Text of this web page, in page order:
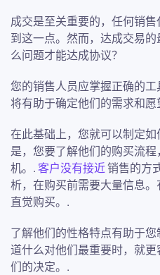
成交是至关重要的，任何销
到这一点。然而，达成交易
么问题才能达成协议？
您的销售人员应掌握正确的
将有助于确定他们的需求和愿
在此基础上，您就可以制定
是，您要了解他们的购买流
机。. 客户没有接近销售的方
析，在购买前需要大量信息
直觉购买。.
了解他们的性格特点有助于
道什么对他们最重要时，就
们的决定。.